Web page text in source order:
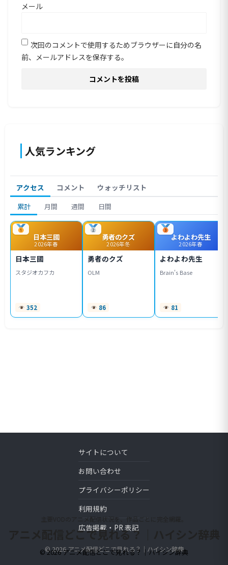
メール
次回のコメントで使用するためブラウザーに自分の名
前、メールアドレスを保存する。
人気ランキング
アクセス コメント ウォッチリスト
累計 月間 週間 日間
日本三國
2026年春
日本三國
スタジオカフカ
352
勇者のクズ
2026年冬
勇者のクズ
OLM
86
よわよわ先生
2026年春
よわよわ先生
Brain's Base
81
主要VODのアニメ配信状況を、作品ごとに完全網羅。
アニメ配信どこで見れる？｜ハイシン辞典
© 2026 アニメ配信どこで見れる？｜ハイシン辞典
サイトについて
お問い合わせ
プライバシーポリシー
利用規約
広告掲載・PR 表記
© 2026 アニメ配信どこで見れる？｜ハイシン辞典